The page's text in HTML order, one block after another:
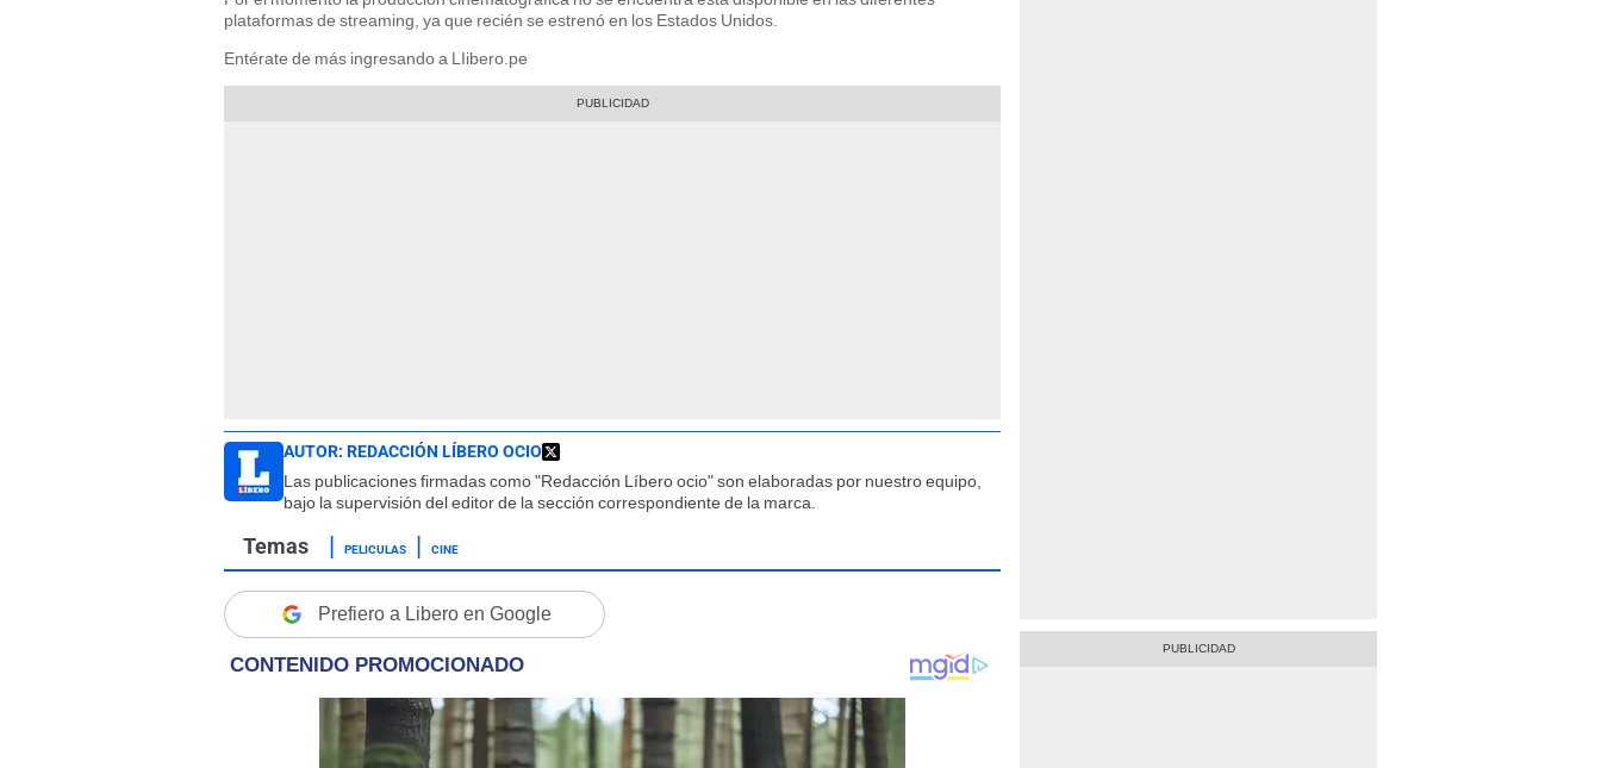
plataformas de streaming, ya que recién se estrenó en los Estados Unidos.
Entérate de más ingresando a LIibero.pe
AUTOR: REDACCIÓN LÍBERO OCIO
Las publicaciones firmadas como "Redacción Líbero ocio" son elaboradas por nuestro equipo,
bajo la supervisión del editor de la sección correspondiente de la marca.
PELICULAS CINE
Prefiero a Libero en Google